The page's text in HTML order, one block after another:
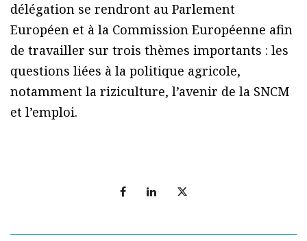
délégation se rendront au Parlement
Européen et à la Commission Européenne afin
de travailler sur trois thèmes importants : les
questions liées à la politique agricole,
notamment la riziculture, l’avenir de la SNCM
et l’emploi.